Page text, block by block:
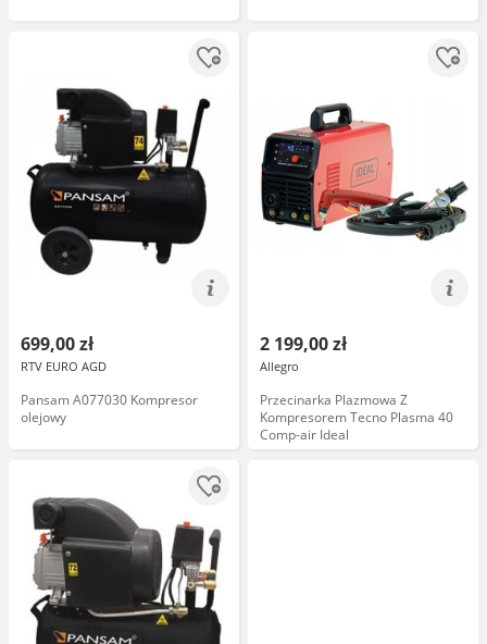
699,00 zł
RTV EURO AGD
Pansam A077030 Kompresor
olejowy
2 199,00 zł
Allegro
Przecinarka Plazmowa Z
Kompresorem Tecno Plasma 40
Comp-air Ideal